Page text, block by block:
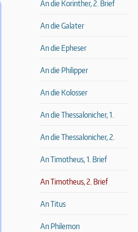
An die Korinther, 2. Brief
An die Galater
An die Epheser
An die Philipper
An die Kolosser
An die Thessalonicher, 1.
An die Thessalonicher, 2.
An Timotheus, 1. Brief
An Timotheus, 2. Brief
An Titus
An Philemon